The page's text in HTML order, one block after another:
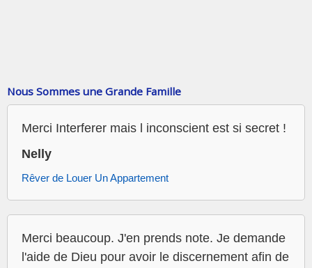
Nous Sommes une Grande Famille
Merci Interferer mais l inconscient est si secret !
Nelly
Rêver de Louer Un Appartement
Merci beaucoup. J'en prends note. Je demande
l'aide de Dieu pour avoir le discernement afin de